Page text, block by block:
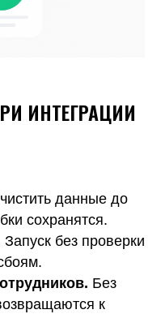
ИНТЕГРАЦИИ
данные до
сохранятся.
Запуск без проверки
Без
к